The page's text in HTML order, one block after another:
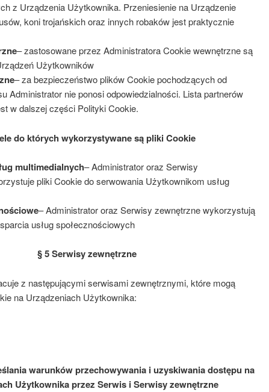
z Urządzenia Użytkownika. Przeniesienie na Urządzenie
koni trojańskich oraz innych robaków jest praktycznie
– zastosowane przez Administratora Cookie wewnętrzne są
Użytkowników
– za bezpieczeństwo plików Cookie pochodzących od
Administrator nie ponosi odpowiedzialności. Lista partnerów
w dalszej części Polityki Cookie.
do których wykorzystywane są pliki Cookie
multimedialnych– Administrator oraz Serwisy
pliki Cookie do serwowania Użytkownikom usług
– Administrator oraz Serwisy zewnętrzne wykorzystują
usług społecznościowych
§ 5 Serwisy zewnętrzne
z następującymi serwisami zewnętrznymi, które mogą
na Urządzeniach Użytkownika:
warunków przechowywania i uzyskiwania dostępu na
Użytkownika przez Serwis i Serwisy zewnętrzne